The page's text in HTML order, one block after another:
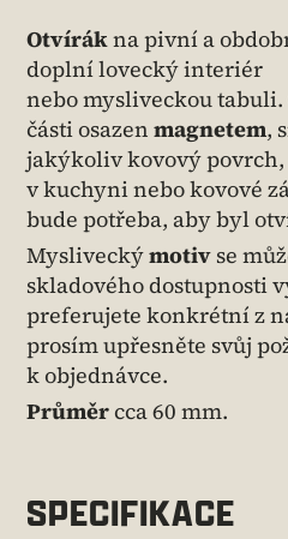
Otvírákna pivní a
doplní lovecký interiér
nebo mysliveckou tabuli.
části osazen magnetem,
jakýkoliv kovový
v kuchyni nebo kovové
bude potřeba, aby byl
Mysliveckýmotiv se
skladového dostupnosti
preferujete konkrétní z
prosím upřesněte svůj
k objednávce.
Průměrcca 60 mm.
SPECIFIKACE